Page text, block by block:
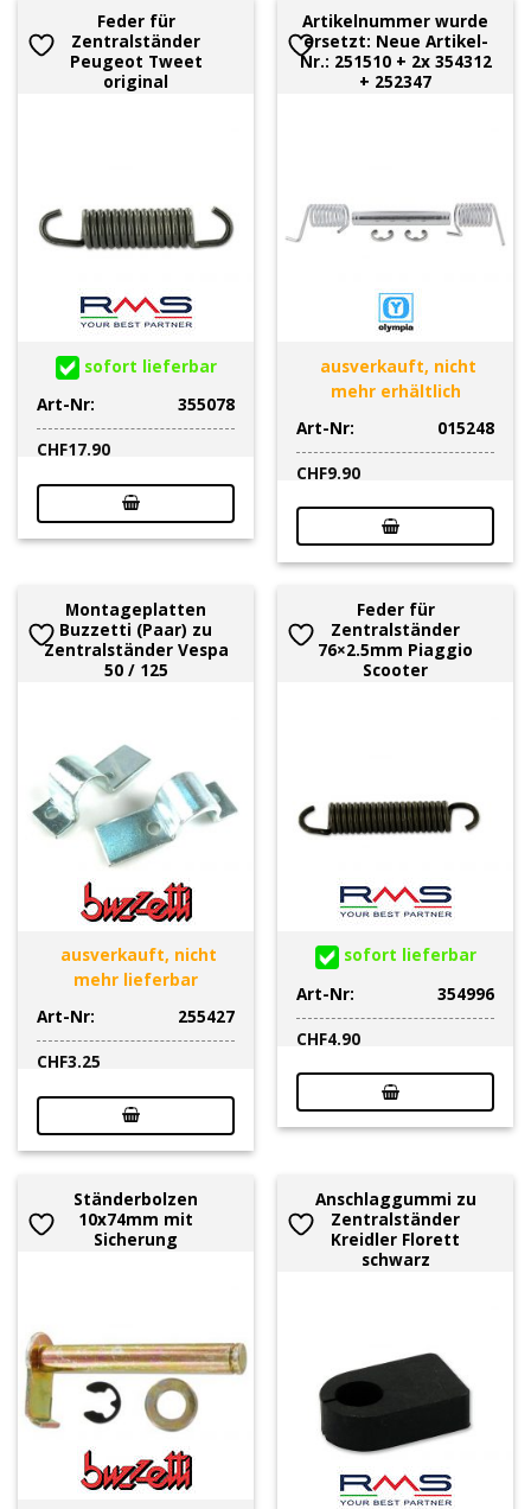
Feder für
Zentralständer
Peugeot Tweet
original
sofort lieferbar
Art-Nr:
355078
CHF17.90
Artikelnummer wurde
ersetzt: Neue Artikel-
Nr.: 251510 + 2x 354312
+ 252347
ausverkauft, nicht
mehr erhältlich
Art-Nr:
015248
CHF9.90
Montageplatten
Buzzetti (Paar) zu
Zentralständer Vespa
50 / 125
ausverkauft, nicht
mehr lieferbar
Art-Nr:
255427
CHF3.25
Feder für
Zentralständer
76×2.5mm Piaggio
Scooter
sofort lieferbar
Art-Nr:
354996
CHF4.90
Ständerbolzen
10x74mm mit
Sicherung
Anschlaggummi zu
Zentralständer
Kreidler Florett
schwarz